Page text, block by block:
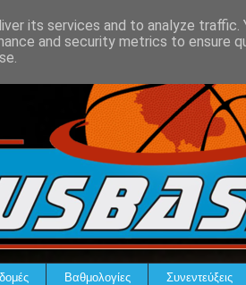
Βαθμολογίες Συνεντεύξεις
its services and to analyze traffic.
and security metrics to ensure